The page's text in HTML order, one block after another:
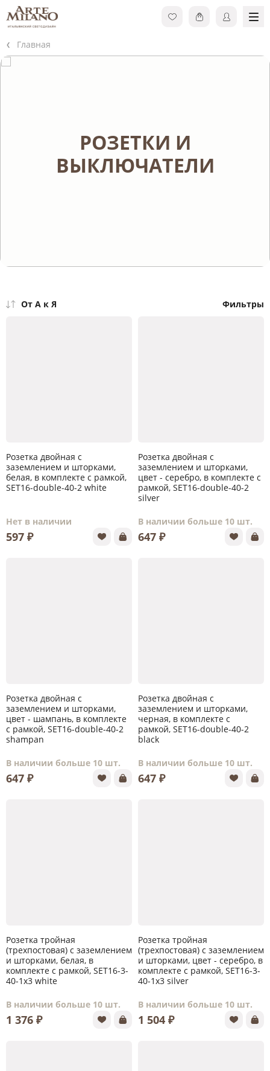
Главная
РОЗЕТКИ И
ВЫКЛЮЧАТЕЛИ
От А к Я Фильтры
Розетка двойная с
заземлением и шторками,
белая, в комплекте с рамкой,
SET16-double-40-2 white
Нет в наличии
597 ₽
Розетка двойная с
заземлением и шторками,
цвет - серебро, в комплекте с
рамкой, SET16-double-40-2
silver
В наличии больше 10 шт.
647 ₽
Розетка двойная с
заземлением и шторками,
цвет - шампань, в комплекте
с рамкой, SET16-double-40-2
shampan
В наличии больше 10 шт.
647 ₽
Розетка двойная с
заземлением и шторками,
черная, в комплекте с
рамкой, SET16-double-40-2
black
В наличии больше 10 шт.
647 ₽
Розетка тройная
(трехпостовая) с заземлением
и шторками, белая, в
комплекте с рамкой, SET16-3-
40-1x3 white
В наличии больше 10 шт.
1 376 ₽
Розетка тройная
(трехпостовая) с заземлением
и шторками, цвет - серебро, в
комплекте с рамкой, SET16-3-
40-1x3 silver
В наличии больше 10 шт.
1 504 ₽